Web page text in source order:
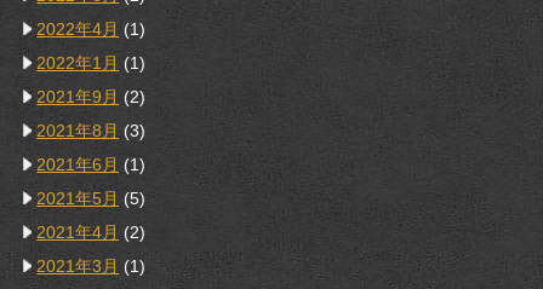
2022年4月 (1)
2022年1月 (1)
2021年9月 (2)
2021年8月 (3)
2021年6月 (1)
2021年5月 (5)
2021年4月 (2)
2021年3月 (1)